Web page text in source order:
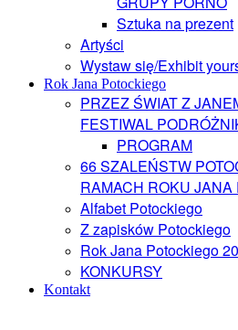
Sztuka na prezent
Artyści
Wystaw się/Exhibit
Rok Jana Potockiego
PRZEZ ŚWIAT Z
FESTIWAL
PROGRAM
66 SZALEŃSTW
RAMACH ROKU JANA
Alfabet Potockiego
Z zapisków Potockiego
Rok Jana Potockiego
KONKURSY
Kontakt